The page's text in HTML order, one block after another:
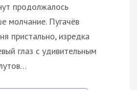
продолжалось
молчание. Пугачёв
пристально, изредка
глаз с удивительным